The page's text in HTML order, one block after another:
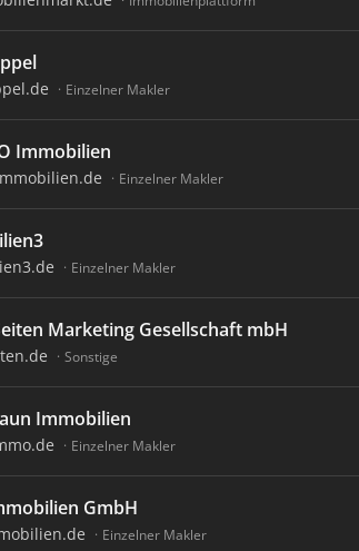
Einzelner Makler
Immobilien
Einzelner Makler
Einzelner Makler
Marketing Gesellschaft mbH
Sonstige
Immobilien
Einzelner Makler
GmbH
Einzelner Makler